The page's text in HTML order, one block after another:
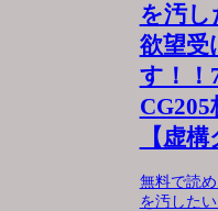
を汚
欲望受
す！！
CG205
【虚構
無料で読
を汚した